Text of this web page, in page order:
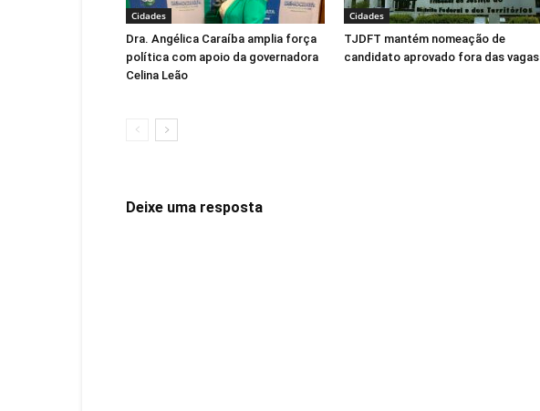
Cidades
Dra. Angélica Caraíba amplia força
política com apoio da governadora
Celina Leão
Cidades
TJDFT mantém nomeação de
candidato aprovado fora das vagas
Deixe uma resposta